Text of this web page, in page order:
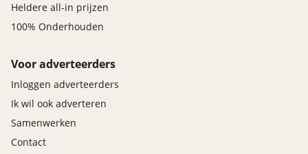
Heldere all-in prijzen
100% Onderhouden
Voor adverteerders
Inloggen adverteerders
Ik wil ook adverteren
Samenwerken
Contact